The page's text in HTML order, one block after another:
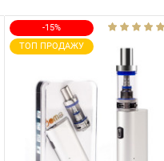
-15%
ТОП ПРОДАЖУ